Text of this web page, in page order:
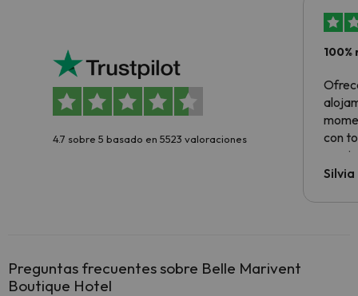
4.7 sobre 5 basado en 5523 valoraciones
con
Preguntas frecuentes sobre Belle Marivent
Boutique Hotel